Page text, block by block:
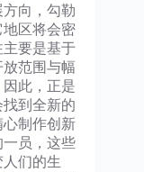
向，勾勒
区将会密
要是基于
范围与幅
此，正是
到全新的
制作创新
员，这些
们的生